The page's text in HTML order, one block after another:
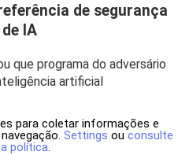
de segurança
IA
que programa do adversário
artificial
para coletar informações e
Settings ou consulte
política.